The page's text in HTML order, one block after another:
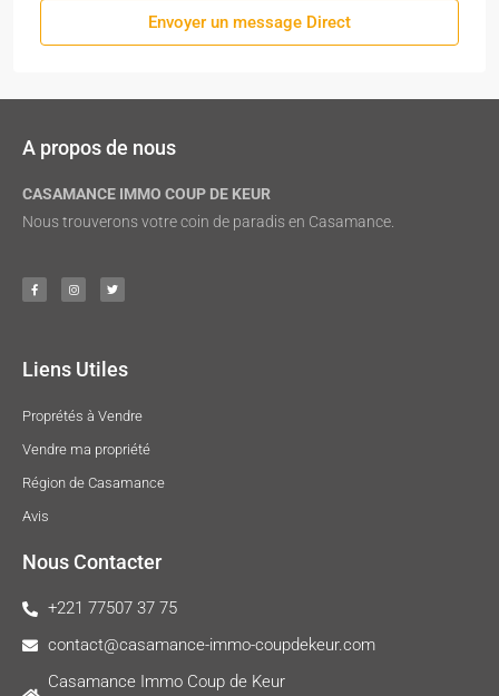
Envoyer un message Direct
A propos de nous
CASAMANCE IMMO COUP DE KEUR
Nous trouverons votre coin de paradis en Casamance.
Liens Utiles
Proprétés à Vendre
Vendre ma propriété
Région de Casamance
Avis
Nous Contacter
+221 77507 37 75
contact@casamance-immo-coupdekeur.com
Casamance Immo Coup de Keur